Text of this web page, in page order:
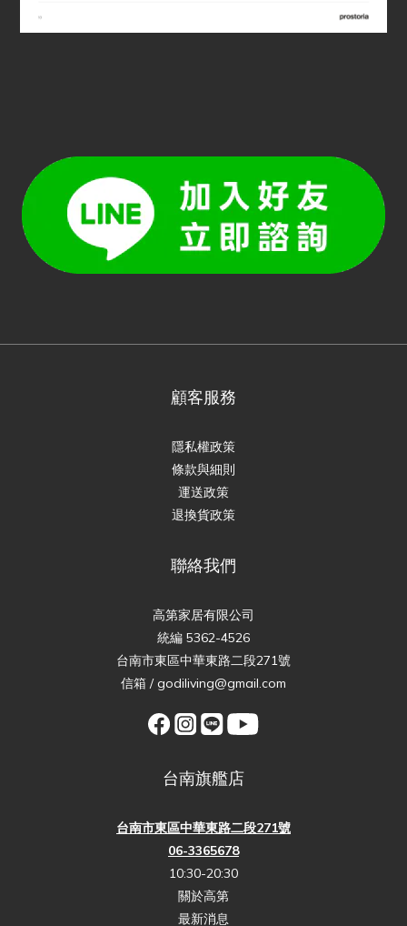
顧客服務
隱私權政策
條款與細則
運送政策
退換貨政策
聯絡我們
高第家居有限公司
統編 5362-4526
台南市東區中華東路二段271號
信箱 / godiliving@gmail.com
台南旗艦店
台南市東區中華東路二段271號
06-3365678
10:30-20:30
關於高第
最新消息